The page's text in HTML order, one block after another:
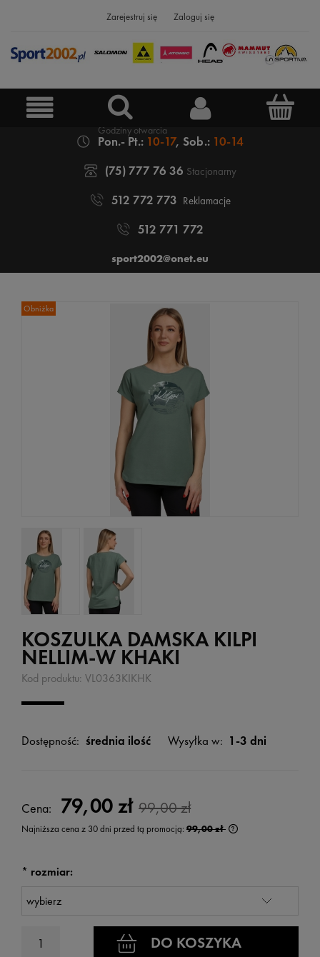
Zarejestruj się Zaloguj się
Pon.- Pt.: 10-17, Sob.: 10-14
(75) 777 76 36 Stacjonarny
512 772 773 Reklamacje
512 771 772
sport2002@onet.eu
Obniżka
KOSZULKA DAMSKA KILPI
NELLIM-W KHAKI
Kod produktu: VL0363KIKHK
Dostępność: średnia ilość Wysyłka w: 1-3 dni
Cena: 79,00 zł 99,00 zł
Najniższa cena z 30 dni przed tą promocją: 99,00 zł
* rozmiar:
DO KOSZYKA